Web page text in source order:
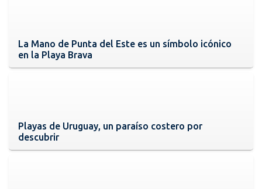
La Mano de Punta del Este es un símbolo icónico
en la Playa Brava
Playas de Uruguay, un paraíso costero por
descubrir